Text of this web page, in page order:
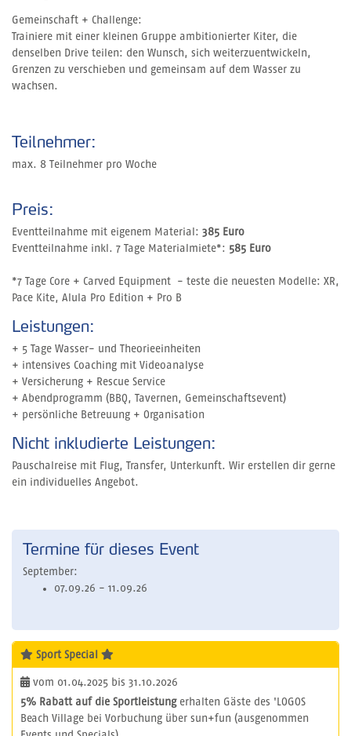
Gemeinschaft + Challenge:
Trainiere mit einer kleinen Gruppe ambitionierter Kiter, die
denselben Drive teilen: den Wunsch, sich weiterzuentwickeln,
Grenzen zu verschieben und gemeinsam auf dem Wasser zu
wachsen.
Teilnehmer:
max. 8 Teilnehmer pro Woche
Preis:
Eventteilnahme mit eigenem Material: 385 Euro
Eventteilnahme inkl. 7 Tage Materialmiete*: 585 Euro
*7 Tage Core + Carved Equipment - teste die neuesten Modelle: XR,
Pace Kite, Alula Pro Edition + Pro B
Leistungen:
+ 5 Tage Wasser- und Theorieeinheiten
+ intensives Coaching mit Videoanalyse
+ Versicherung + Rescue Service
+ Abendprogramm (BBQ, Tavernen, Gemeinschaftsevent)
+ persönliche Betreuung + Organisation
Nicht inkludierte Leistungen:
Pauschalreise mit Flug, Transfer, Unterkunft. Wir erstellen dir gerne
ein individuelles Angebot.
Termine für dieses Event
September:
07.09.26 - 11.09.26
Sport Special
vom 01.04.2025 bis 31.10.2026
5% Rabatt auf die Sportleistungerhalten Gäste des 'LOGOS
Beach Village bei Vorbuchung über sun+fun (ausgenommen